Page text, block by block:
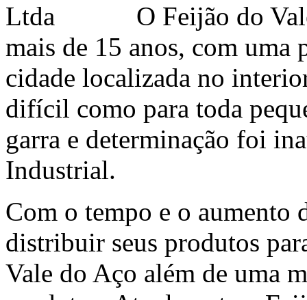
O Feijão do
mais de 15 anos, com uma
cidade localizada no
difícil como para toda
garra e determinação foi
Industrial.
Com o tempo e o aumento
distribuir seus produtos
Vale do Aço além de uma